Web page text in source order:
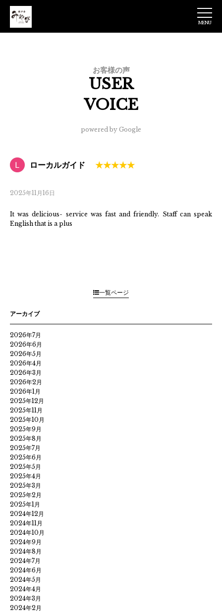
神戸牛みやび 日
MENU
お客様の声
USER
VOICE
powered by Google
ローカルガイド
2025年11月16日
It was delicious- service was fast and friendly. Staff can speak
English that is a plus
一覧ページ
アーカイブ
2026年7月
2026年6月
2026年5月
2026年4月
2026年3月
2026年2月
2026年1月
2025年12月
2025年11月
2025年10月
2025年9月
2025年8月
2025年7月
2025年6月
2025年5月
2025年4月
2025年3月
2025年2月
2025年1月
2024年12月
2024年11月
2024年10月
2024年9月
2024年8月
2024年7月
2024年6月
2024年5月
2024年4月
2024年3月
2024年2月